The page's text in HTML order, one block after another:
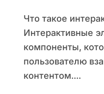
Что такое интерактивные элементы?
Интерактивные
компоненты,
пользователю
контентом....